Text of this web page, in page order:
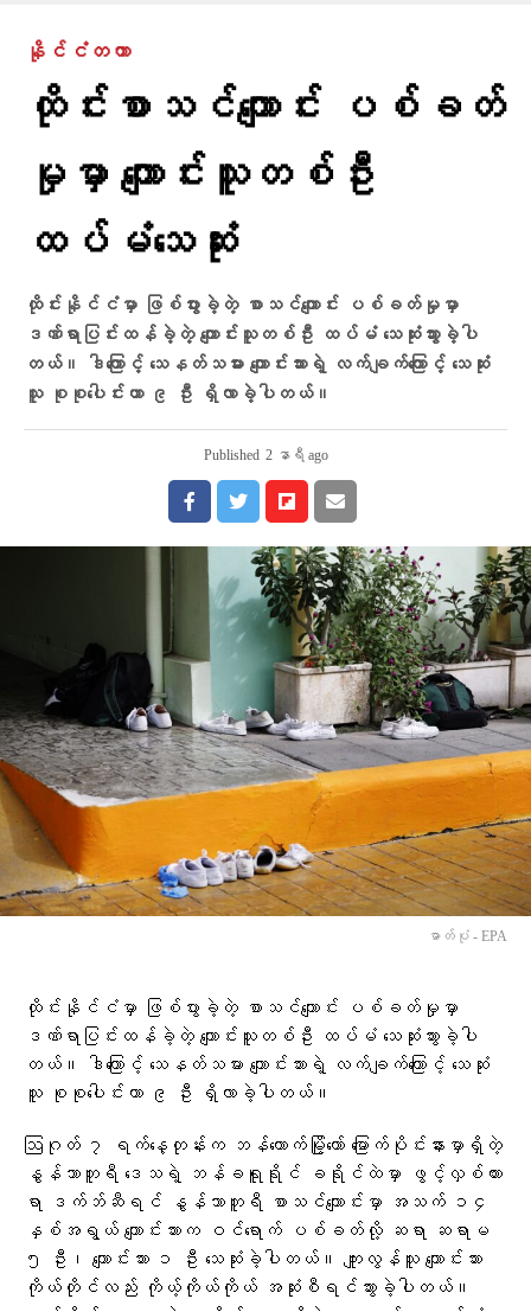
နိုင်ငံတကာ
ထိုင်းစာသင်ကျောင်း ပစ်ခတ်
မှုမှာ ကျောင်းသူတစ်ဦး
ထပ်မံသေဆုံး
ထိုင်းနိုင်ငံမှာ ဖြစ်ပွားခဲ့တဲ့ စာသင်ကျောင်း ပစ်ခတ်မှုမှာ
ဒဏ်ရာပြင်းထန်ခဲ့တဲ့ ကျောင်းသူတစ်ဦး ထပ်မံ သေဆုံးသွားခဲ့ပါ
တယ်။ ဒါကြောင့် သေနတ်သမား ကျောင်းသားရဲ့ လက်ချက်ကြောင့် သေဆုံး
သူ စုစုပေါင်းဟာ ၉ ဦး ရှိလာခဲ့ပါတယ်။
Published 2 နာရီ ago
ဓာတ်ပုံ - EPA
ထိုင်းနိုင်ငံမှာ ဖြစ်ပွားခဲ့တဲ့ စာသင်ကျောင်း ပစ်ခတ်မှုမှာ
ဒဏ်ရာပြင်းထန်ခဲ့တဲ့ ကျောင်းသူတစ်ဦး ထပ်မံ သေဆုံးသွားခဲ့ပါ
တယ်။ ဒါကြောင့် သေနတ်သမား ကျောင်းသားရဲ့ လက်ချက်ကြောင့် သေဆုံး
သူ စုစုပေါင်းဟာ ၉ ဦး ရှိလာခဲ့ပါတယ်။
ဩဂုတ် ၇ ရက်နေ့တုန်းက ဘန်ကောက်မြို့တော် မြောက်ပိုင်းနားမှာရှိတဲ့
နွန်သာဘူရီ ဒေသရဲ့ ဘန်ခရူရိုင် ခရိုင်ထဲမှာ ဖွင့်လှစ်ထား
ရာ ဒက်ဘ်ဆီရင် နွန်သာဘူရီ စာသင်ကျောင်းမှာ အသက် ၁၄
နှစ်အရွယ် ကျောင်းသားက ဝင်ရောက် ပစ်ခတ်လို့ ဆရာ ဆရာမ
၅ ဦး၊ ကျောင်းသား ၁ ဦး သေဆုံးခဲ့ပါတယ်။ ကျူးလွန်သူ ကျောင်းသား
ကိုယ်တိုင်လည်း ကိုယ့်ကိုယ်ကိုယ် အဆုံးစီရင်သွားခဲ့ပါတယ်။